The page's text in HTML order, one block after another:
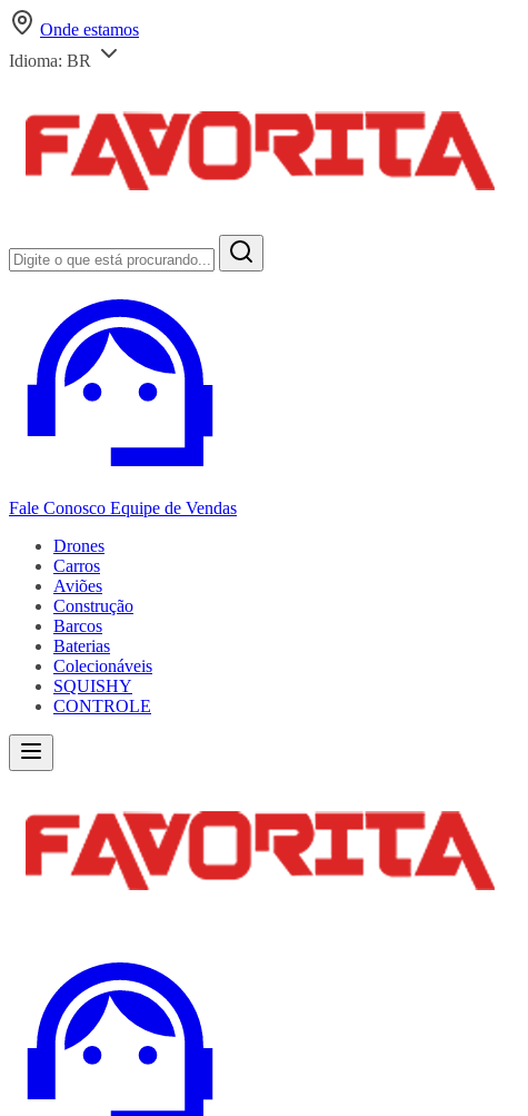
Onde estamos
Idioma: BR
Fale Conosco Equipe de Vendas
Drones
Carros
Aviões
Construção
Barcos
Baterias
Colecionáveis
SQUISHY
CONTROLE